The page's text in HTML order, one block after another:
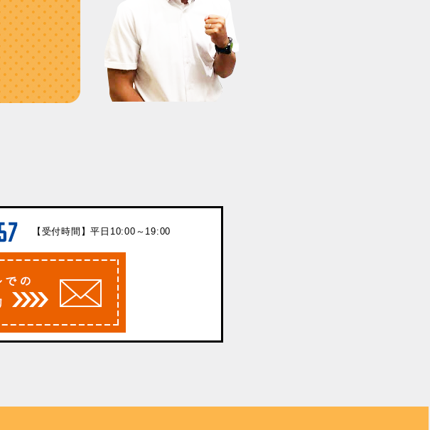
【受付時間】平日10:00～19:00